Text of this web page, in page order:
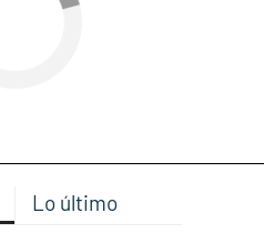
Lo último